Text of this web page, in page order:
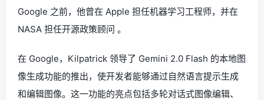
Google 之前，他曾在 Apple 担任机器学习工程师，并在
NASA 担任开源政策顾问 。
在 Google，Kilpatrick 领导了 Gemini 2.0 Flash 的本地图
像生成功能的推出，使开发者能够通过自然语言提示生成
和编辑图像。这一功能的亮点包括多轮对话式图像编辑、